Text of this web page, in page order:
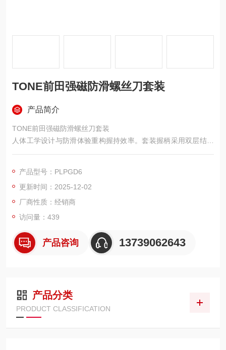
TONE前田强磁防滑螺丝刀套装
产品简介
TONE前田强磁防滑螺丝刀套装
人体工学设计与防滑体验重构握持效率。套装握柄采用双层结构
软质树脂打造，贴合掌心曲线的弧形设计可分散用力点，长时间
潮湿或油污环境下仍能保持稳固握持，配合贯通式方轴设计，可
通过扳手借力转动，轻松应对锈死或过紧螺丝，动力传导效率较
普通螺丝刀提升 30%。十字与一字螺丝刀分别采用红、灰双色标
识，可快速识别规格，显著提升
产品型号：PLPGD6
更新时间：2025-12-02
厂商性质：经销商
访问量：439
产品咨询 13739062643
产品分类
PRODUCT CLASSIFICATION